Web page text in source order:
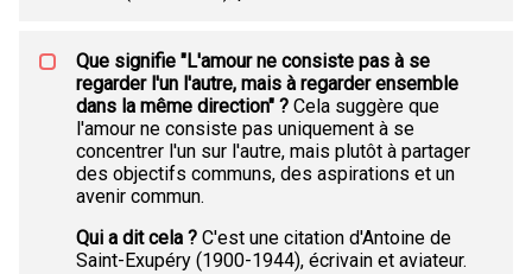
Que signifie "L'amour ne consiste pas à se
regarder l'un l'autre, mais à regarder ensemble
dans la même direction" ? Cela suggère que
l'amour ne consiste pas uniquement à se
concentrer l'un sur l'autre, mais plutôt à partager
des objectifs communs, des aspirations et un
avenir commun.
Qui a dit cela ? C'est une citation d'Antoine de
Saint-Exupéry (1900-1944), écrivain et aviateur.